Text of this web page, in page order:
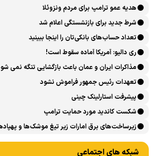
اوکراین
هدیه عمو ترامپ برای مردم ونزوئلا
شرط جدید برای بازنشستگی اعلام شد
تعداد حساب‌های بانکی‌تان را اینجا ببینید
ری دالیو: آمریکا آماده سقوط است!
مذاکرات ایران و عمان باعث بازگشایی تنگه نمی
تعهدات رئیس جمهور فراموش نشود
پیشرفت ‏استارلینک چینی
شکست کاندید مورد حمایت ترامپ
زیرساخت‌های برق امارات زیر تیغ موشک‌ها و
شبکه های اجتماعی